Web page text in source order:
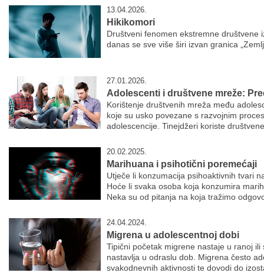
13.04.2026.
Hikikomori
Društveni fenomen ekstremne društvene
danas se sve više širi izvan granica
27.01.2026.
Adolescenti i društvene mreže:
Korištenje društvenih mreža među
koje su usko povezane s razvojnim
adolescencije. Tinejdžeri koriste
20.02.2025.
Marihuana i psihotični poremećaji
Utječe li konzumacija psihoaktivnih tvari
Hoće li svaka osoba koja konzumira
Neka su od pitanja na koja tražimo
24.04.2024.
Migrena u adolescentnoj dobi
Tipični početak migrene nastaje u ranoj
nastavlja u odraslu dob. Migrena često
svakodnevnih aktivnosti te dovodi do